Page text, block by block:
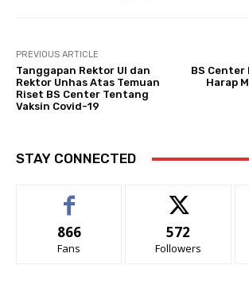
PREVIOUS ARTICLE
Tanggapan Rektor UI dan
Rektor Unhas Atas Temuan
Riset BS Center Tentang
Vaksin Covid-19
BS Center
Harap
STAY CONNECTED
866
Fans
572
Followers